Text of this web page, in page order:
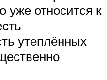
уже относится к
утеплённых